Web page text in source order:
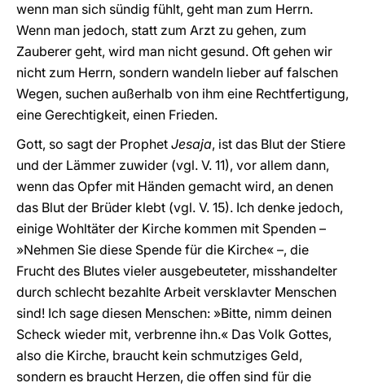
wenn man sich sündig fühlt, geht man zum Herrn.
Wenn man jedoch, statt zum Arzt zu gehen, zum
Zauberer geht, wird man nicht gesund. Oft gehen wir
nicht zum Herrn, sondern wandeln lieber auf falschen
Wegen, suchen außerhalb von ihm eine Rechtfertigung,
eine Gerechtigkeit, einen Frieden.
Gott, so sagt der Prophet Jesaja, ist das Blut der Stiere
und der Lämmer zuwider (vgl. V. 11), vor allem dann,
wenn das Opfer mit Händen gemacht wird, an denen
das Blut der Brüder klebt (vgl. V. 15). Ich denke jedoch,
einige Wohltäter der Kirche kommen mit Spenden –
»Nehmen Sie diese Spende für die Kirche« –, die
Frucht des Blutes vieler ausgebeuteter, misshandelter
durch schlecht bezahlte Arbeit versklavter Menschen
sind! Ich sage diesen Menschen: »Bitte, nimm deinen
Scheck wieder mit, verbrenne ihn.« Das Volk Gottes,
also die Kirche, braucht kein schmutziges Geld,
sondern es braucht Herzen, die offen sind für die